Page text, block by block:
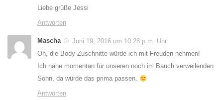
Liebe grüße Jessi
Antworten
Mascha
Juni 19, 2016 um 10:28 p.m. Uhr
Oh, die Body-Zuschnitte würde ich mit Freuden nehmen!
Ich nähe momentan für unseren noch im Bauch verweilenden
Sohn, da würde das prima passen.
Antworten